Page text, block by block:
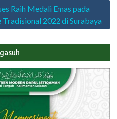
Raih Medali Emas pada
2022 di Surabaya